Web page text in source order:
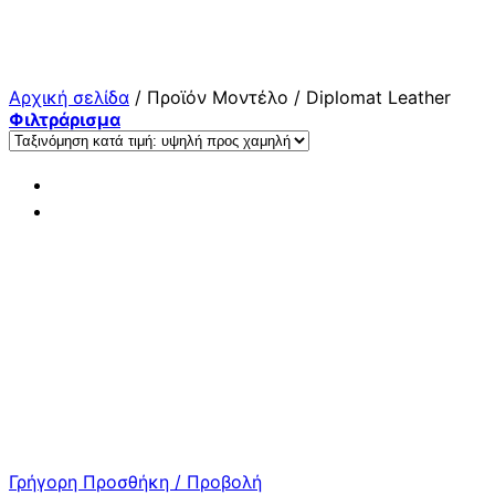
Αρχική σελίδα / Προϊόν Μοντέλο / Diplomat Leather
Φιλτράρισμα
Γρήγορη Προσθήκη / Προβολή